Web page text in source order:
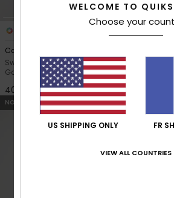
Comp Logo
Sweat à capuche Marron
Garçon 8-16 ans
40,00 €
NOUVEAUTÉ
WELCOME TO
Choose your
US SHIPPING ONLY FR
VIEW ALL COUNTRIES